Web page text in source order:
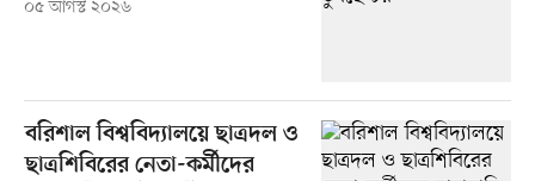
০৫ আগস্ট ২০২৬
বরিশাল বিশ্ববিদ্যালয়ে ছাত্রদল ও
ছাত্রশিবিরের নেতা-কর্মীদের